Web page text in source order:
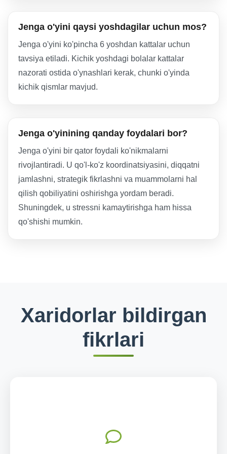
Jenga o'yini qaysi yoshdagilar uchun mos?
Jenga o'yini ko'pincha 6 yoshdan kattalar uchun
tavsiya etiladi. Kichik yoshdagi bolalar kattalar
nazorati ostida o'ynashlari kerak, chunki o'yinda
kichik qismlar mavjud.
Jenga o'yinining qanday foydalari bor?
Jenga o'yini bir qator foydali ko'nikmalarni
rivojlantiradi. U qo'l-ko'z koordinatsiyasini, diqqatni
jamlashni, strategik fikrlashni va muammolarni hal
qilish qobiliyatini oshirishga yordam beradi.
Shuningdek, u stressni kamaytirishga ham hissa
qo'shishi mumkin.
Xaridorlar bildirgan
fikrlari